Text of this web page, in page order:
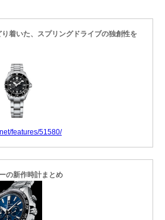
着いた、スプリングドライブの独創性を
features/51580/
の新作時計まとめ